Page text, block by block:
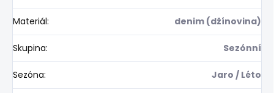
Materiál: denim (džínovina)
Skupina: Sezónní
Sezóna: Jaro / Léto